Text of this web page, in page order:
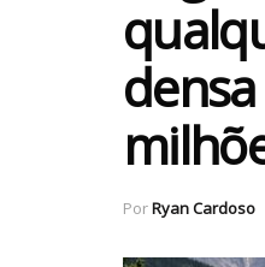
PorRyan Cardoso